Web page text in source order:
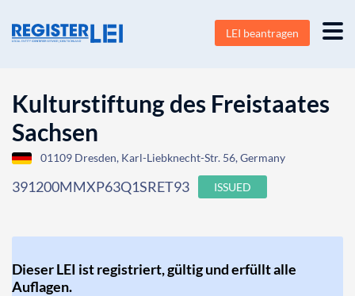
LEI beantragen
Kulturstiftung des Freistaates
Sachsen
01109 Dresden, Karl-Liebknecht-Str. 56, Germany
391200MMXP63Q1SRET93 ISSUED
Dieser LEI ist registriert, gültig und erfüllt alle
Auflagen.